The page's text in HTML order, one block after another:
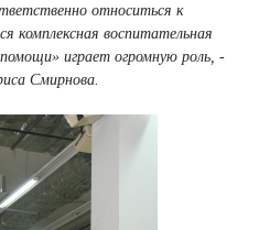
относиться к
воспитательная
играет огромную роль, -
Смирнова.